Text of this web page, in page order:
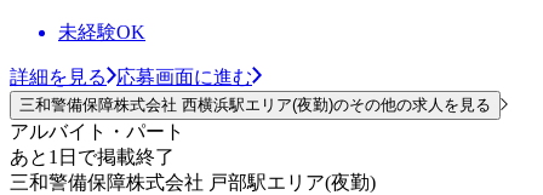
未経験OK
詳細を見る 応募画面に進む
三和警備保障株式会社 西横浜駅エリア(夜勤)のその他の求人を見る
アルバイト・パート
あと1日で掲載終了
三和警備保障株式会社 戸部駅エリア(夜勤)